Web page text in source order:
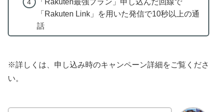
「Rakuten Link」を用いた発信で10秒以上の通
話
※詳しくは、申し込み時のキャンペーン詳細をご覧くださ
い。